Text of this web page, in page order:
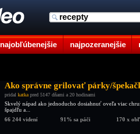
najobľúbenejšie najpozeranejšie
Ako správne grilovať párky/
pridal katka pred 5147 dňami a 20 hodinami
Skvelý nápad ako jednoducho dosiahnuť oveľa viac
špajdľu a...
66 244 videní
91% sa páči 170 x